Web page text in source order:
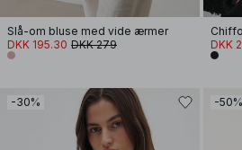
Slå-om bluse med vide ærmer
DKK 195.30 DKK 279
DKK
-30% -50%